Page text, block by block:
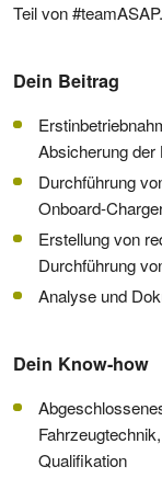
Teil von #teamASAP.
Dein Beitrag
Absicherung der
Durchführung
Onboard-
Erstellung von
Durchführung
Analyse und
Dein Know-how
Qualifikation